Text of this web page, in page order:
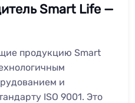
Smart Life —
продукцию Smart
и
ISO 9001. Это